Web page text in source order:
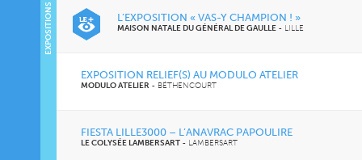
L’EXPOSITION « VAS-Y CHAMPION ! »
MAISON NATALE DU GÉNÉRAL DE GAULLE - LILLE
EXPOSITION RELIEF(S) AU MODULO ATELIER
MODULO ATELIER - BÉTHENCOURT
FIESTA LILLE3000 – L’ANAVRAC PAPOULIRE
LE COLYSÉE LAMBERSART - LAMBERSART
EXPOSITIONS